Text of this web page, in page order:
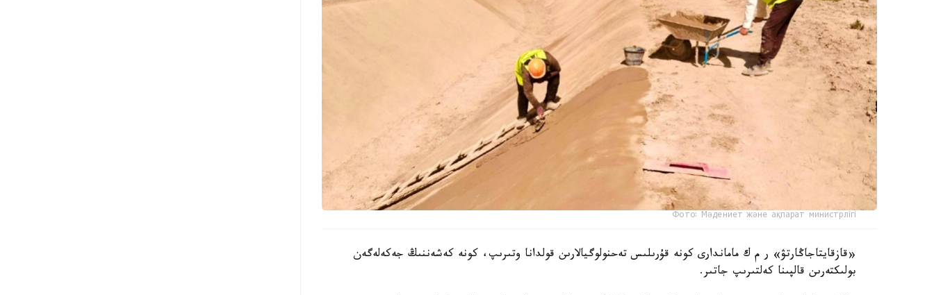
Фото: Мәдениет және ақпарат министрлігі
«قازقايتاجاڭارتۋ» ر م ك ماماندارى كونە قۇرىلىس تەحنولوگيالارىن قولدانا وتىرىپ، كونە كەشەننىڭ جەكەلەگەن
بولىكتەرىن قالپىنا كەلتىرىپ جاتىر.